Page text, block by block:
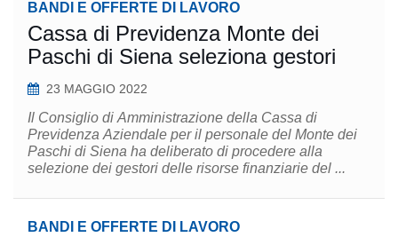
BANDI E OFFERTE DI LAVORO
Cassa di Previdenza Monte dei
Paschi di Siena seleziona gestori
23 MAGGIO 2022
Il Consiglio di Amministrazione della Cassa di
Previdenza Aziendale per il personale del Monte dei
Paschi di Siena ha deliberato di procedere alla
selezione dei gestori delle risorse finanziarie del ...
BANDI E OFFERTE DI LAVORO